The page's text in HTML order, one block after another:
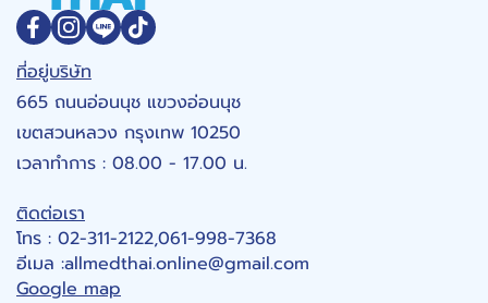
ที่อยู่บริษัท
665 ถนนอ่อนนุช แขวงอ่อนนุช
เขตสวนหลวง กรุงเทพ 10250
เวลาทำการ : 08.00 - 17.00 น.
ติดต่อเรา
โทร : 02-311-2122,061-998-7368
อีเมล :allmedthai.online@gmail.com
Google map